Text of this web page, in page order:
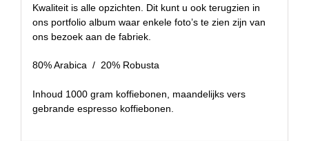
Kwaliteit is alle opzichten. Dit kunt u ook terugzien in
ons portfolio album waar enkele foto’s te zien zijn van
ons bezoek aan de fabriek.
80% Arabica / 20% Robusta
Inhoud 1000 gram koffiebonen, maandelijks vers
gebrande espresso koffiebonen.